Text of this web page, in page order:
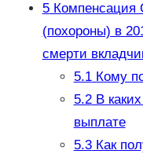
5Компенсация
(похороны) в
смерти
5.1Кому
5.2В каких
выплате
5.3Как